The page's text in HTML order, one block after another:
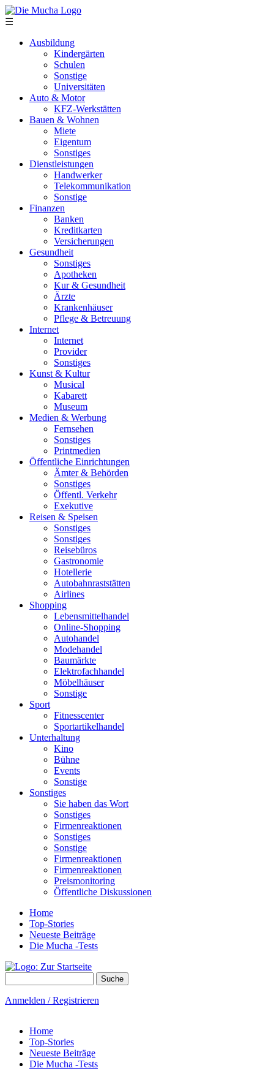
Direkt zum Inhalt
☰
Ausbildung
Kindergärten
Schulen
Sonstige
Universitäten
Auto & Motor
KFZ-Werkstätten
Bauen & Wohnen
Miete
Eigentum
Sonstiges
Dienstleistungen
Handwerker
Telekommunikation
Sonstige
Finanzen
Banken
Kreditkarten
Versicherungen
Gesundheit
Sonstiges
Apotheken
Kur & Gesundheit
Ärzte
Krankenhäuser
Pflege & Betreuung
Internet
Internet
Provider
Sonstiges
Kunst & Kultur
Musical
Kabarett
Museum
Medien & Werbung
Fernsehen
Sonstiges
Printmedien
Öffentliche Einrichtungen
Ämter & Behörden
Sonstiges
Öffentl. Verkehr
Exekutive
Reisen & Speisen
Sonstiges
Sonstiges
Reisebüros
Gastronomie
Hotellerie
Autobahnraststätten
Airlines
Shopping
Lebensmittelhandel
Online-Shopping
Autohandel
Modehandel
Baumärkte
Elektrofachhandel
Möbelhäuser
Sonstige
Sport
Fitnesscenter
Sportartikelhandel
Unterhaltung
Kino
Bühne
Events
Sonstige
Sonstiges
Sie haben das Wort
Sonstiges
Firmenreaktionen
Sonstiges
Sonstige
Firmenreaktionen
Firmenreaktionen
Preismonitoring
Öffentliche Diskussionen
Home
Top-Stories
Neueste Beiträge
Die Mucha -Tests
Anmelden / Registrieren
Home
Top-Stories
Neueste Beiträge
Die Mucha -Tests